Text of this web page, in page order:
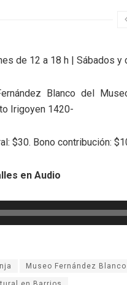
de 12 a 18 h | Sábados y
Blanco del
Irigoyen 1420-
$30. Bono contribución:
en Audio
Museo Fernández Blanco